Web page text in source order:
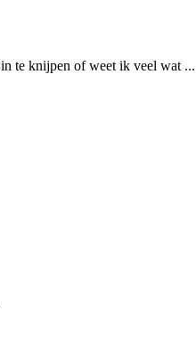
te knijpen of weet ik veel wat